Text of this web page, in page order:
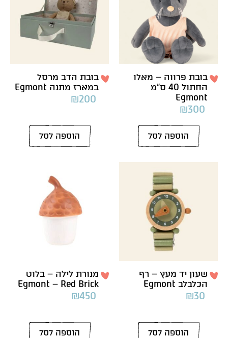
בובת פרווה – מאלו
החתול 40 ס”מ
Egmont
₪300
הוספה לסל
בובת הדב מרסל
במארז מתנה Egmont
₪200
הוספה לסל
שעון יד מעץ – רף
הכלבלב Egmont
₪30
הוספה לסל
מנורת לילה – בלוט
Egmont – Red Brick
₪450
הוספה לסל